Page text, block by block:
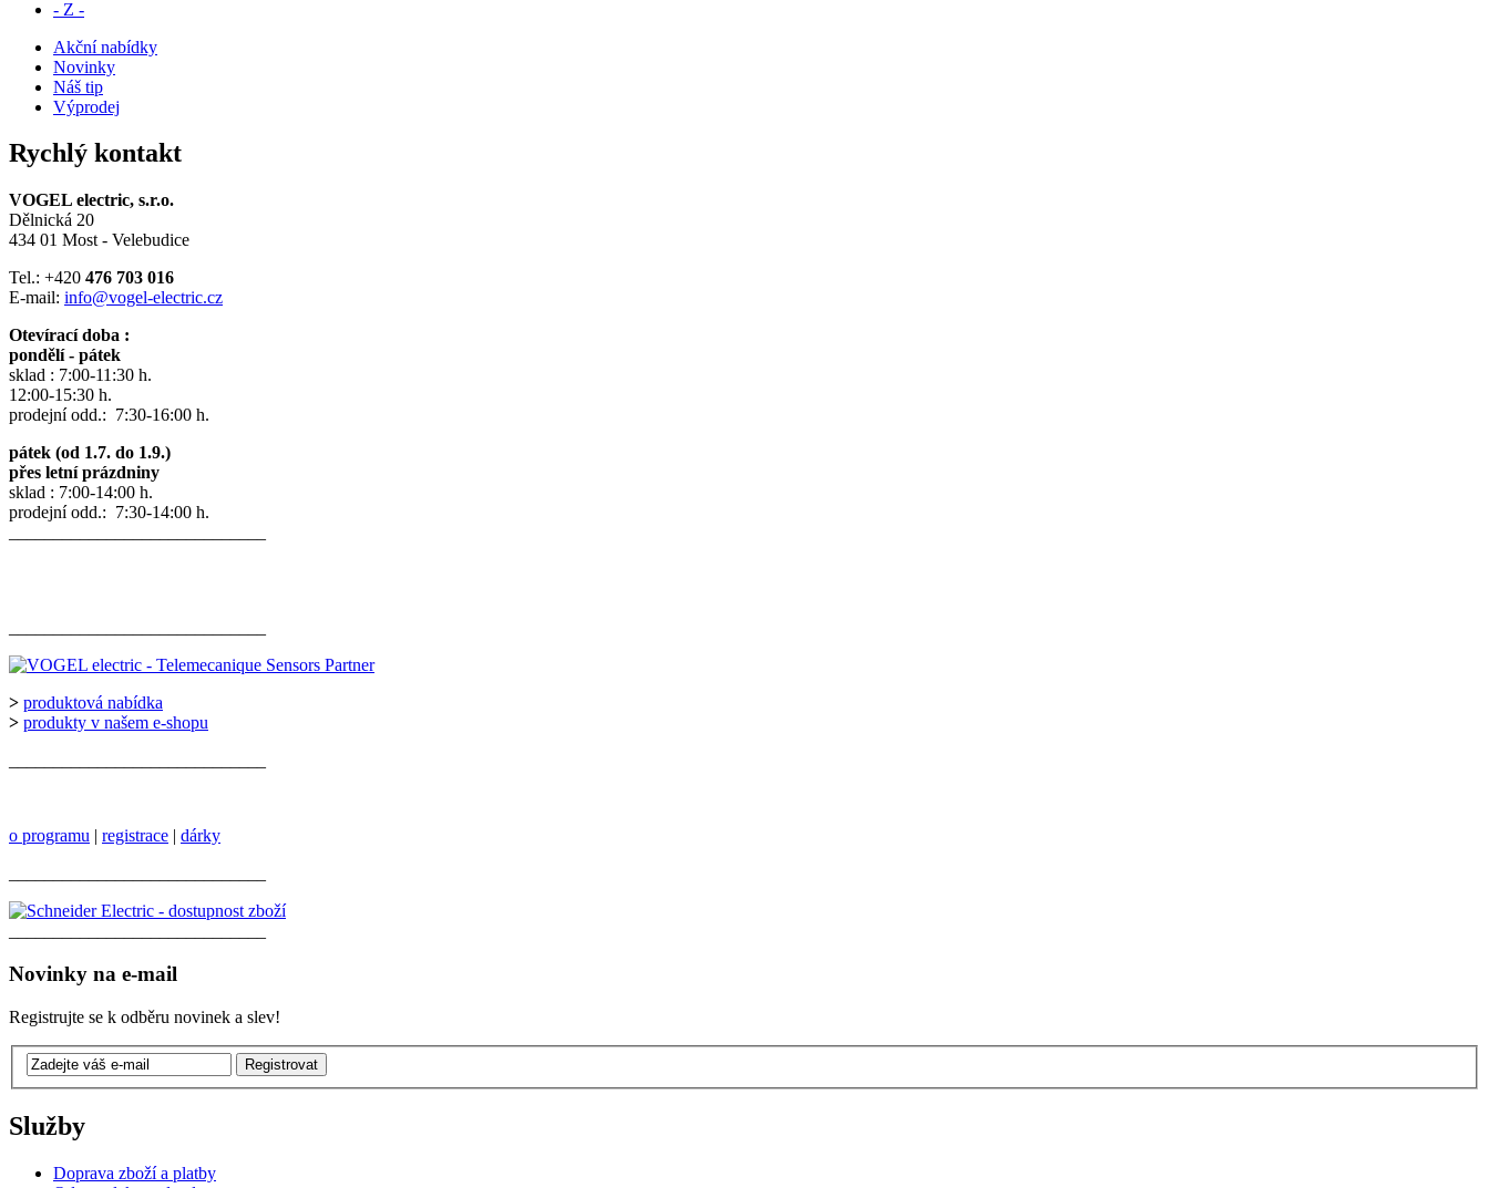
- Z -
Akční nabídky
Novinky
Náš tip
Výprodej
Rychlý kontakt
VOGEL electric, s.r.o.
Dělnická 20
434 01 Most - Velebudice
Tel.: +420 476 703 016
E-mail: info@vogel-electric.cz
Otevírací doba :
pondělí - pátek
sklad : 7:00-11:30 h.
12:00-15:30 h.
prodejní odd.: 7:30-16:00 h.
pátek (od 1.7. do 1.9.)
přes letní prázdniny
sklad : 7:00-14:00 h.
prodejní odd.: 7:30-14:00 h.
> produktová nabídka
> produkty v našem e-shopu
o programu | registrace | dárky
Novinky na e-mail
Registrujte se k odběru novinek a slev!
Služby
Doprava zboží a platby